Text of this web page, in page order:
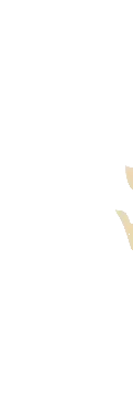
tjänst
visas i